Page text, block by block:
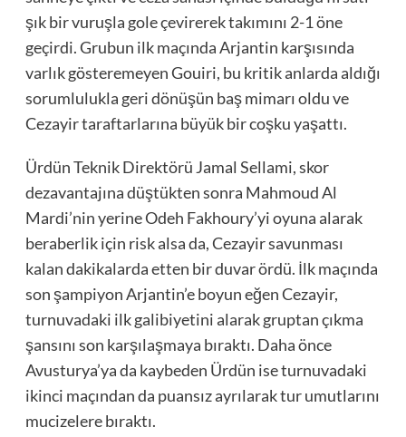
şık bir vuruşla gole çevirerek takımını 2-1 öne
geçirdi. Grubun ilk maçında Arjantin karşısında
varlık gösteremeyen Gouiri, bu kritik anlarda aldığı
sorumlulukla geri dönüşün baş mimarı oldu ve
Cezayir taraftarlarına büyük bir coşku yaşattı.
Ürdün Teknik Direktörü Jamal Sellami, skor
dezavantajına düştükten sonra Mahmoud Al
Mardi’nin yerine Odeh Fakhoury’yi oyuna alarak
beraberlik için risk alsa da, Cezayir savunması
kalan dakikalarda etten bir duvar ördü. İlk maçında
son şampiyon Arjantin’e boyun eğen Cezayir,
turnuvadaki ilk galibiyetini alarak gruptan çıkma
şansını son karşılaşmaya bıraktı. Daha önce
Avusturya’ya da kaybeden Ürdün ise turnuvadaki
ikinci maçından da puansız ayrılarak tur umutlarını
mucizelere bıraktı.